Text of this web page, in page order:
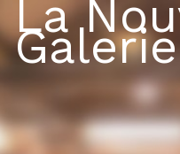
La
Galerie